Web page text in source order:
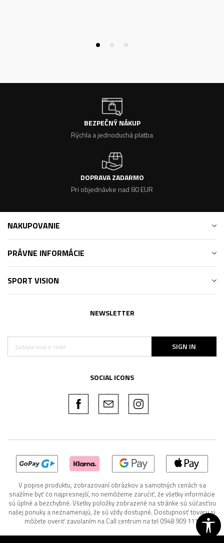
BEZPEČNÝ NÁKUP
Rýchla a jednoduchá platba
DOPRAVA ZADARMO
Pri objednávke nad 80 EUR
NAKUPOVANIE
PRÁVNE INFORMÁCIE
SPORT VISION
NEWSLETTER
SIGN IN
SOCIAL ICONS
V popise produktu, zobrazovaní obrázkov a samotných cenách sa
snažíme byť čo najpresnejší, no nemôžeme zaručiť, že všetky informácie
sú úplné a bezchybné. Všetky položky zobrazené na stránke sú súčasťou
našej ponuky a neznamenajú, že sú vždy dostupné. Dostupnosť tovaru si
môžete overiť zavolaním na Call centrum na tel 0948 909 111.